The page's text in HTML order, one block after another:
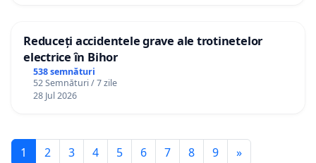
Reduceți accidentele grave ale trotinetelor
electrice în Bihor
538 semnături
52 Semnături / 7 zile
28 Jul 2026
1 2 3 4 5 6 7 8 9 »